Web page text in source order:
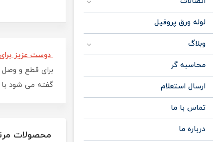
لوله ورق پروفیل
وبلاگ
محاسبه گر
ارسال استعلام
تماس با ما
درباره ما
دوست عزیز برای دیدن
برای قطع و وصل
گفته می شود
محصولات